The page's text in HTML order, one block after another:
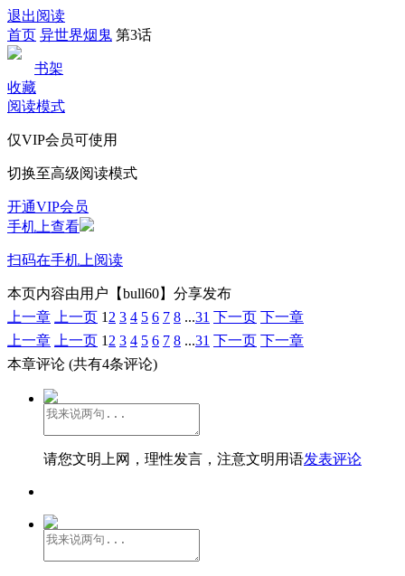
退出阅读
首页 异世界烟鬼 第3话
书架
收藏
阅读模式
仅VIP会员可使用
切换至高级阅读模式
开通VIP会员
手机上查看
扫码在手机上阅读
本页内容由用户【bull60】分享发布
上一章
上一页 1 2 3 4 5 6 7 8 ...31 下一页 下一章
上一章
上一页 1 2 3 4 5 6 7 8 ...31 下一页 下一章
本章评论 (共有4条评论)
请您文明上网，理性发言，注意文明用语发表评论